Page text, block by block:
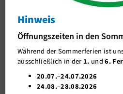
Information
4. Delegierten-
versammlung
J-Team
Stellenangebote
Förderverein me-sport e.V.
Mitgliederservice
Hinweis
Öffnungszeiten in den
Während der Sommerferien ist
ausschließlich in der 1. und6.
20.07.–24.07.2026
24.08.–28.08.2026